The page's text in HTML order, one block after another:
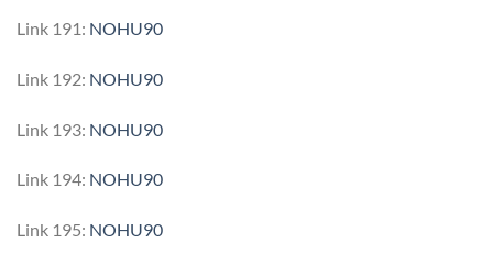
Link 191: NOHU90
Link 192: NOHU90
Link 193: NOHU90
Link 194: NOHU90
Link 195: NOHU90